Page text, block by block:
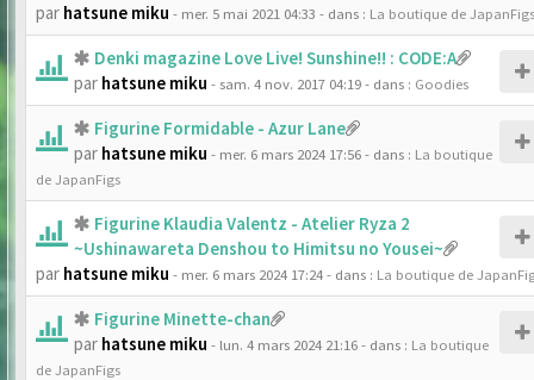
par hatsune miku - mer. 5 mai 2021 04:33 - dans : La boutique de JapanFigs
Denki magazine Love Live! Sunshine!! : CODE:A
par hatsune miku - sam. 4 nov. 2017 04:19- dans : Goodies
Figurine Formidable - Azur Lane
par hatsune miku - mer. 6 mars 2024 17:56- dans : La boutique
de JapanFigs
Figurine Klaudia Valentz - Atelier Ryza 2
~Ushinawareta Denshou to Himitsu no Yousei~
par hatsune miku - mer. 6 mars 2024 17:24- dans : La boutique de
Figurine Minette-chan
par hatsune miku - lun. 4 mars 2024 21:16- dans : La boutique
de JapanFigs